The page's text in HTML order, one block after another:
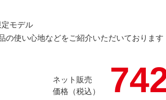
モデル
の使い心地などをご紹介いただいております
ネット販売
価格（税込）